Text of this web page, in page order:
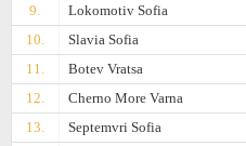
9.
Lokomotiv Sofia
10.
Slavia Sofia
11.
Botev Vratsa
12.
Cherno More Varna
13.
Septemvri Sofia